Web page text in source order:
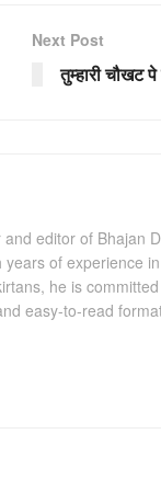
Next Post
तुम्हारी चौखट
editor of Bhajan
of experience
he is
easy-to-read